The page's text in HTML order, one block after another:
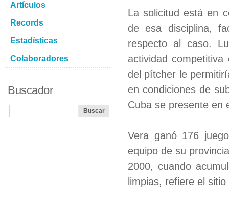
La solicitud está en
de esa disciplina,
respecto al caso.
actividad
del pítcher le
en condiciones de
Cuba se presente en
Vera ganó 176
equipo de su
2000, cuando
limpias, refiere el
Artículos
Records
Estadísticas
Colaboradores
Buscador